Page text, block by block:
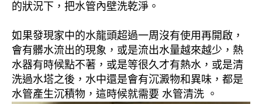
的狀況下，把水管內壁洗乾淨。
如果發現家中的水龍頭超過一周沒有使用再開啟，
會有髒水流出的現象，或是流出水量越來越少，熱
水器有時候點不著，或是等很久才有熱水，或是清
洗過水塔之後，水中還是會有沉澱物和異味，都是
水管產生沉積物，這時候就需要 水管清洗 。